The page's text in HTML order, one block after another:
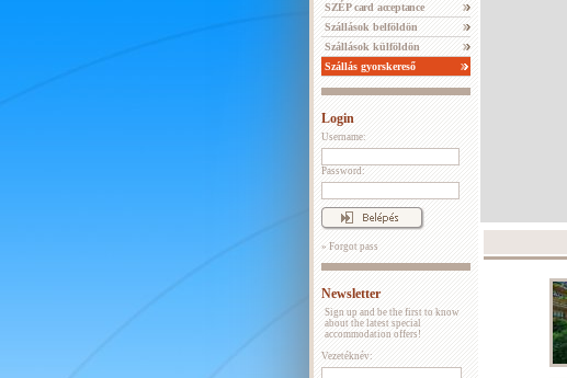
SZÉP card acceptance
Szállások belföldön
Szállások külföldön
Szállás gyorskereső
Login
Username:
Password:
» Forgot pass
Newsletter
Sign up and be the first to know
about the latest special
accommodation offers!
Vezetéknév: